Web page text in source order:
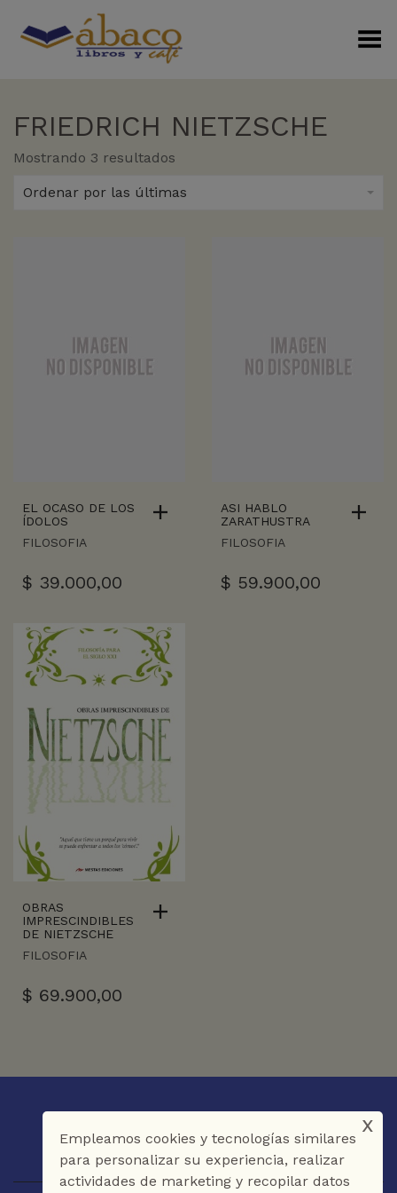
Menú Alterno
FRIEDRICH NIETZSCHE
Mostrando 3 resultados
Ordenar por las últimas
EL OCASO DE LOS
ÍDOLOS
FILOSOFIA
$ 39.000,00
ASI HABLO
ZARATHUSTRA
FILOSOFIA
$ 59.900,00
OBRAS
IMPRESCINDIBLES
DE NIETZSCHE
FILOSOFIA
$ 69.900,00
Empleamos cookies y tecnologías similares
para personalizar su experiencia, realizar
actividades de marketing y recopilar datos
x